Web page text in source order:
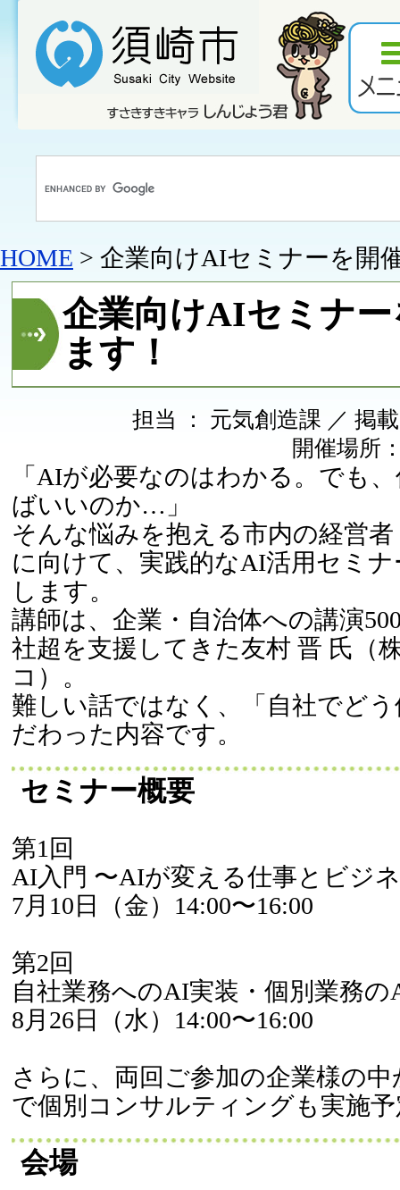
HOME > 企業向けAIセミナーを開
企業向けAIセミナ
ます！
担当 ： 元気創造課 ／ 掲
開催場所
「AIが必要なのはわかる。でも
ばいいのか…」
そんな悩みを抱える市内の経営
に向けて、実践的なAI活用セミ
します。
講師は、企業・自治体への講演
社超を支援してきた友村 晋 氏（
コ）。
難しい話ではなく、「自社でど
だわった内容です。
セミナー概要
第1回
AI入門 〜AIが変える仕事とビジ
7月10日（金）14:00〜16:00
第2回
自社業務へのAI実装・個別業務の
8月26日（水）14:00〜16:00
さらに、両回ご参加の企業様の中
で個別コンサルティングも実施
会場